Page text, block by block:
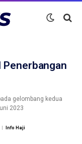
Penerbangan
gelombang kedua
2023
Info Haji